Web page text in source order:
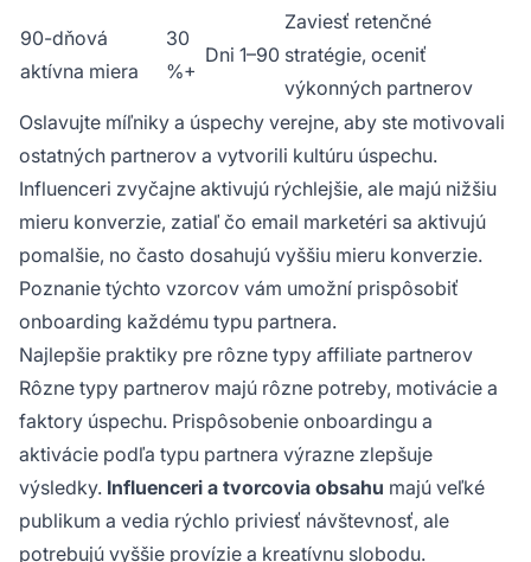
90-dňová
aktívna miera
30
%+
Dni 1–90
Zaviesť retenčné
stratégie, oceniť
výkonných partnerov
Oslavujte míľniky a úspechy verejne, aby ste motivovali
ostatných partnerov a vytvorili kultúru úspechu.
Influenceri zvyčajne aktivujú rýchlejšie, ale majú nižšiu
mieru konverzie, zatiaľ čo email marketéri sa aktivujú
pomalšie, no často dosahujú vyššiu mieru konverzie.
Poznanie týchto vzorcov vám umožní prispôsobiť
onboarding každému typu partnera.
Najlepšie praktiky pre rôzne typy affiliate partnerov
Rôzne typy partnerov majú rôzne potreby, motivácie a
faktory úspechu. Prispôsobenie onboardingu a
aktivácie podľa typu partnera výrazne zlepšuje
výsledky. Influenceri a tvorcovia obsahu majú veľké
publikum a vedia rýchlo priviesť návštevnosť, ale
potrebujú vyššie provízie a kreatívnu slobodu.